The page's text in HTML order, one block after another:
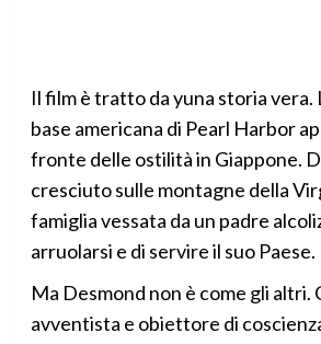
Il film è tratto da yuna storia vera.
base americana di Pearl Harbor
fronte delle ostilità in Giappone.
cresciuto sulle montagne della
famiglia vessata da un padre
arruolarsi e di servire il suo Paese.
Ma Desmond non è come gli altri.
avventista e obiettore di